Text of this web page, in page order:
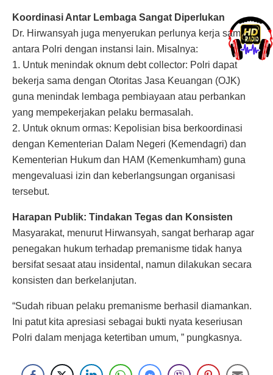
Koordinasi Antar Lembaga Sangat Diperlukan
Dr. Hirwansyah juga menyerukan perlunya kerja sama
antara Polri dengan instansi lain. Misalnya:
1. Untuk menindak oknum debt collector: Polri dapat
bekerja sama dengan Otoritas Jasa Keuangan (OJK)
guna menindak lembaga pembiayaan atau perbankan
yang mempekerjakan pelaku bermasalah.
2. Untuk oknum ormas: Kepolisian bisa berkoordinasi
dengan Kementerian Dalam Negeri (Kemendagri) dan
Kementerian Hukum dan HAM (Kemenkumham) guna
mengevaluasi izin dan keberlangsungan organisasi
tersebut.
Harapan Publik: Tindakan Tegas dan Konsisten
Masyarakat, menurut Hirwansyah, sangat berharap agar
penegakan hukum terhadap premanisme tidak hanya
bersifat sesaat atau insidental, namun dilakukan secara
konsisten dan berkelanjutan.
“Sudah ribuan pelaku premanisme berhasil diamankan.
Ini patut kita apresiasi sebagai bukti nyata keseriusan
Polri dalam menjaga ketertiban umum, ” pungkasnya.